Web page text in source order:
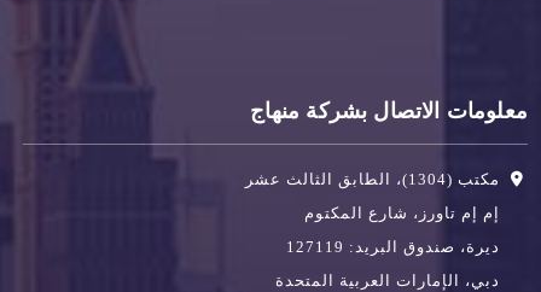
معلومات الاتصال بشركة منهاج
مكتب (1304)، الطابق الثالث عشر
إم إم تاورز، شارع المكتوم
ديرة، صندوق البريد: 127119
دبي، الإمارات العربية المتحدة